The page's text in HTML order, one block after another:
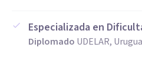
Especializada en
Diplomado UDELAR,